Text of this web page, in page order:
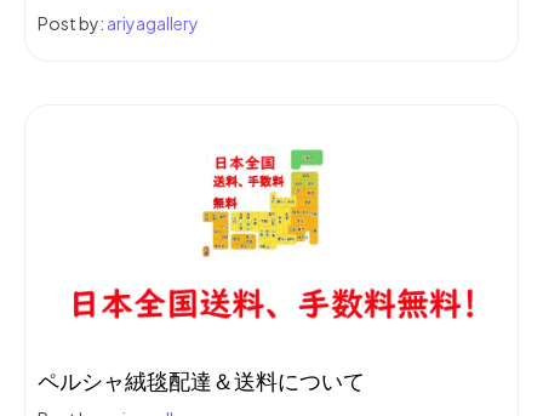
Post by: ariyagallery
ペルシャ絨毯配達＆送料について